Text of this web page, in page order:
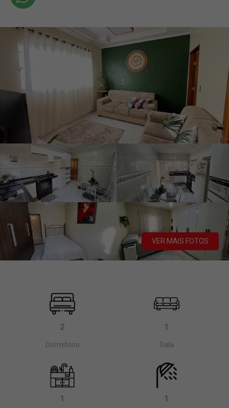
VER MAIS FOTOS
2
Dormitório
1
Sala
1 1